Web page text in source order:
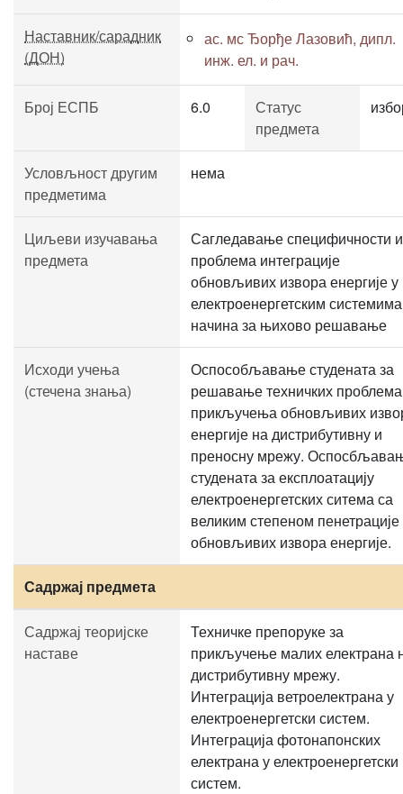
Наставник/сарадник
(ДОН)
ас. мс Ђорђе Лазовић, дипл.
инж. ел. и рач.
Број ЕСПБ 6.0
Статус
предмета
Условљност другим
предметима
нема
Циљеви изучавања
предмета
Сагледавање специфичности и
проблема интеграције
обновљивих извора енергије у
електроенергетским
начина за њихово решавање
Исходи учења
(стечена знања)
Оспособљавање студената за
решавање техничких проблема
прикључења обновљивих
енергије на дистрибутивну и
преносну мрежу.
студената за експлоатацију
електроенергетских ситема са
великим степеном пенетрације
обновљивих извора енергије.
Садржај предмета
Садржај теоријске
наставе
Техничке препоруке за
прикључење малих електрана
дистрибутивну мрежу.
Интеграција ветроелектрана у
електроенергетски систем.
Интеграција фотонапонских
електрана у електроенергетски
систем.